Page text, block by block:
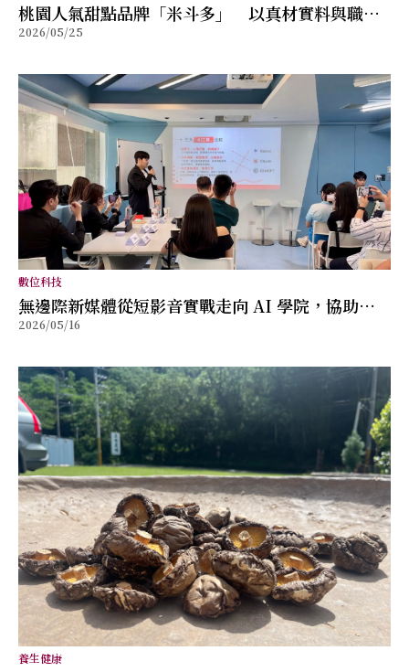
桃園人氣甜點品牌「米斗多」 以真材實料與職人
精神打造值得分享的幸福味道
2026/05/25
數位科技
無邊際新媒體從短影音實戰走向 AI 學院，協助品
牌與個人重新建立被看見的能力
2026/05/16
養生健康